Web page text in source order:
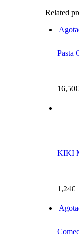
Related
Pasta
16,50€
KIKI
1,24€